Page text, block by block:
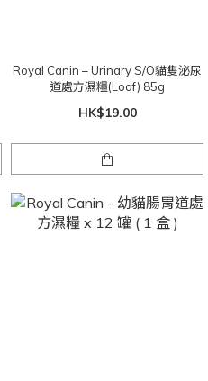
Royal Canin – Urinary S/O貓隻泌尿
道處方濕糧(Loaf) 85g
HK$19.00